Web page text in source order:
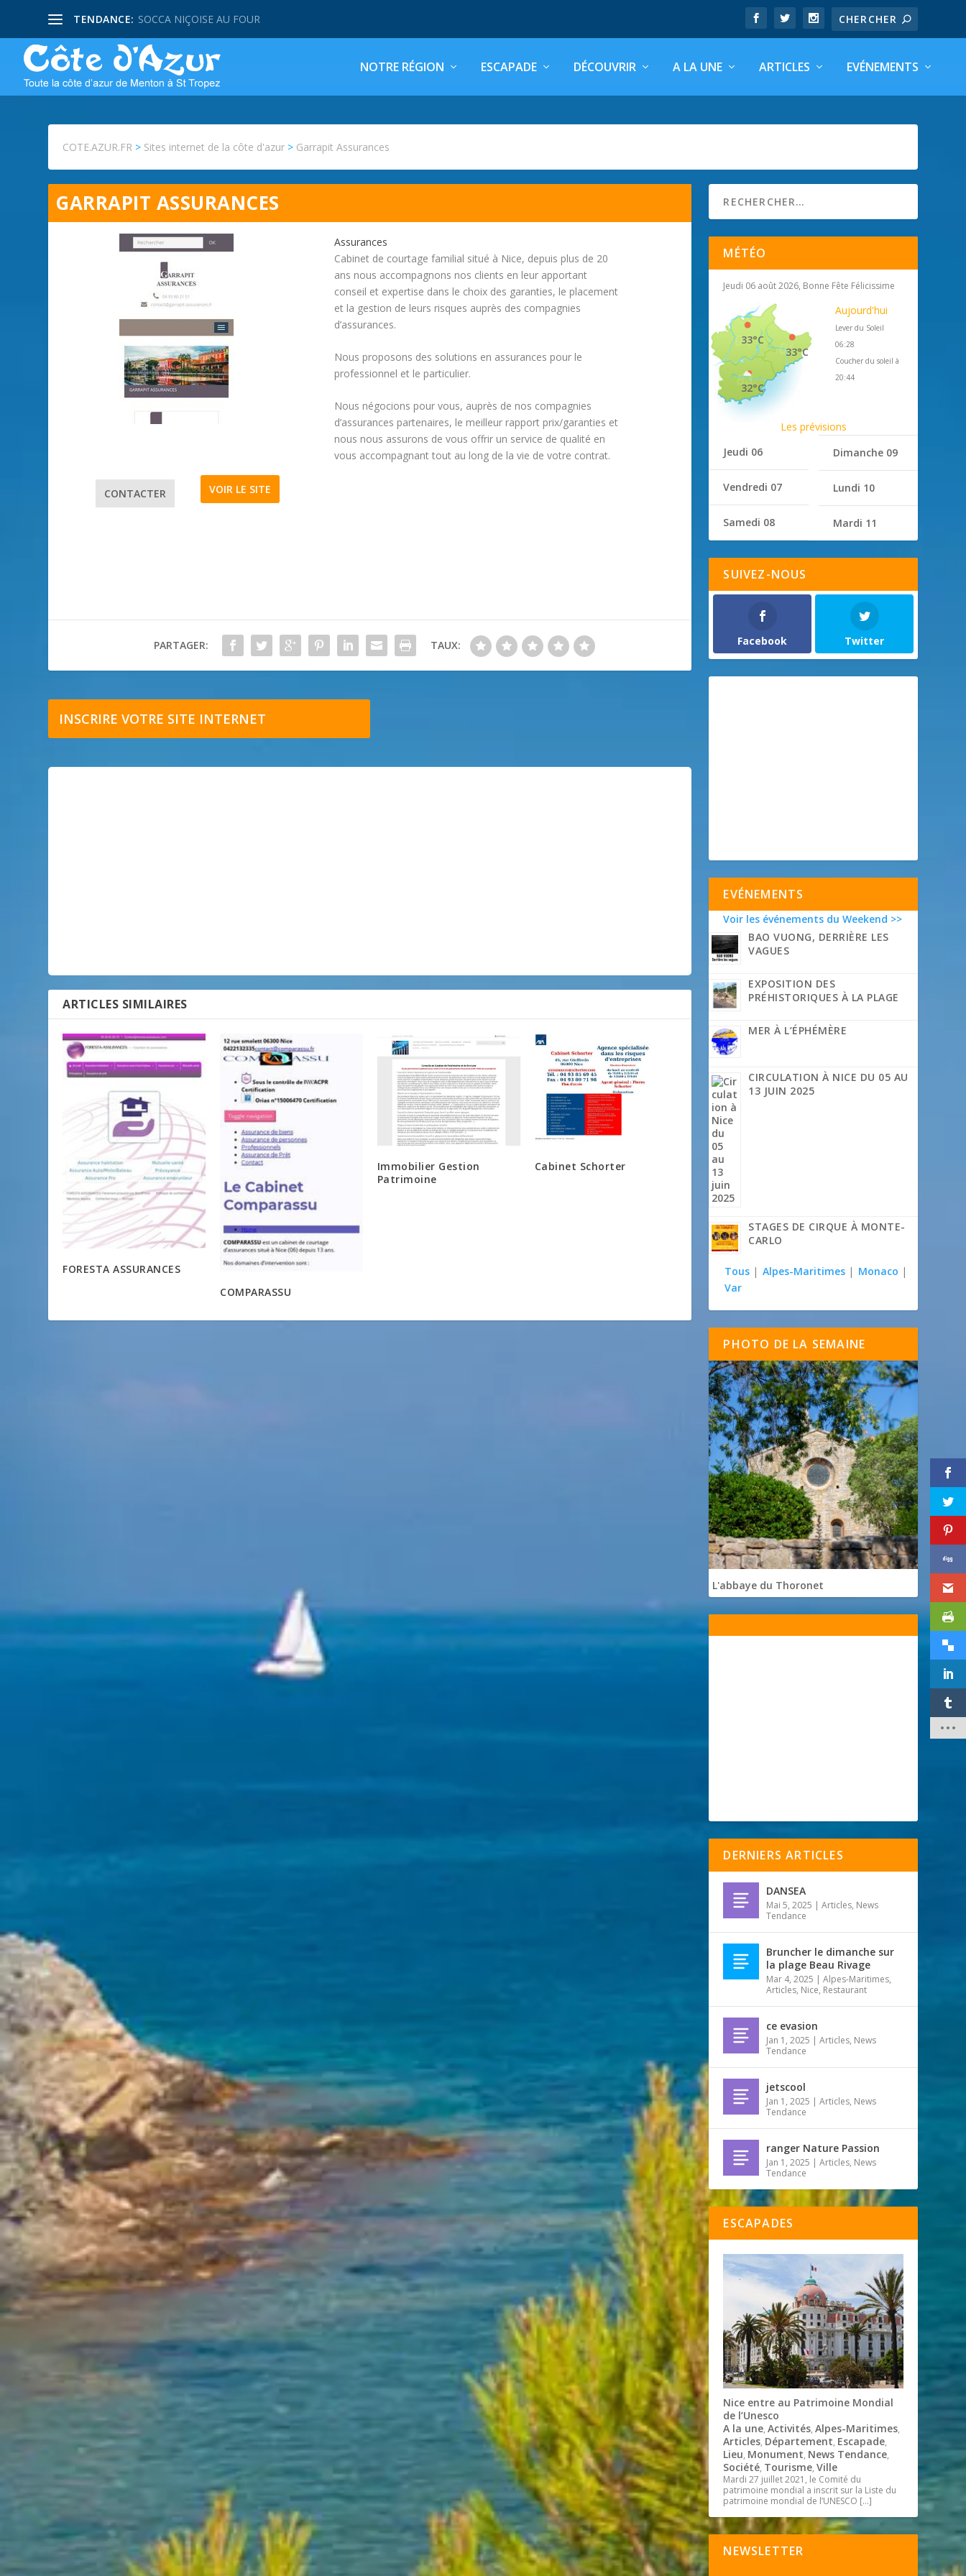
TENDANCE: SOCCA NIÇOISE AU FOUR
NOTRE RÉGION ESCAPADE DÉCOUVRIR A LA UNE ARTICLES EVÉNEMENTS
COTE.AZUR.FR > Sites internet de la côte d'azur > Garrapit Assurances
GARRAPIT ASSURANCES
Assurances
Cabinet de courtage familial situé à Nice, depuis plus de 20
ans nous accompagnons nos clients en leur apportant
conseil et expertise dans le choix des garanties, le placement
et la gestion de leurs risques auprès des compagnies
d’assurances.
Nous proposons des solutions en assurances pour le
professionnel et le particulier.
Nous négocions pour vous, auprès de nos compagnies
d’assurances partenaires, le meilleur rapport prix/garanties et
nous nous assurons de vous offrir un service de qualité en
vous accompagnant tout au long de la vie de votre contrat.
CONTACTER VOIR LE SITE
PARTAGER: TAUX:
INSCRIRE VOTRE SITE INTERNET
ARTICLES SIMILAIRES
FORESTA ASSURANCES
COMPARASSU
Immobilier Gestion
Patrimoine
Cabinet Schorter
MÉTÉO
Jeudi 06 août 2026, Bonne Fête Félicissime
33°C
33°C
32°C
Aujourd'hui
Lever du Soleil
06:28
Coucher du soleil à
20:44
Les prévisions
Jeudi 06
Vendredi 07
Samedi 08
Dimanche 09
Lundi 10
Mardi 11
SUIVEZ-NOUS
Facebook Twitter
EVÉNEMENTS
Voir les événements du Weekend >>
BAO VUONG, DERRIÈRE LES
VAGUES
EXPOSITION DES
PRÉHISTORIQUES À LA PLAGE
MER À L’ÉPHÉMÈRE
CIRCULATION À NICE DU 05 AU
13 JUIN 2025
STAGES DE CIRQUE À MONTE-
CARLO
Tous | Alpes-Maritimes | Monaco |
Var
PHOTO DE LA SEMAINE
L'abbaye du Thoronet
DERNIERS ARTICLES
DANSEA
Mai 5, 2025 |Articles, News
Tendance
Bruncher le dimanche sur
la plage Beau Rivage
Mar 4, 2025 |Alpes-Maritimes,
Articles, Nice, Restaurant
ce evasion
Jan 1, 2025 |Articles, News
Tendance
jetscool
Jan 1, 2025 |Articles, News
Tendance
ranger Nature Passion
Jan 1, 2025 |Articles, News
Tendance
ESCAPADES
Nice entre au Patrimoine Mondial
de l’Unesco
A la une,Activités,Alpes-Maritimes,
Articles, Département, Escapade,
Lieu, Monument, News Tendance,
Société, Tourisme,Ville
Mardi 27 juillet 2021, le Comité du
patrimoine mondial a inscrit sur la Liste du
patrimoine mondial de l’UNESCO […]
NEWSLETTER